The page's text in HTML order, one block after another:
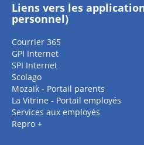
Liens vers les
personnel)
Courrier 365
GPI Internet
SPI Internet
Scolago
Mozaik - Portail parents
La Vitrine - Portail employés
Services aux employés
Repro +